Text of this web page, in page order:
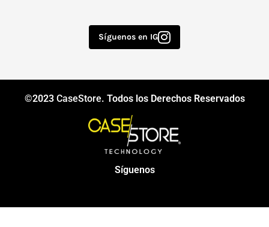
Síguenos en IG
©2023 CaseStore. Todos los Derechos Reservados
Síguenos